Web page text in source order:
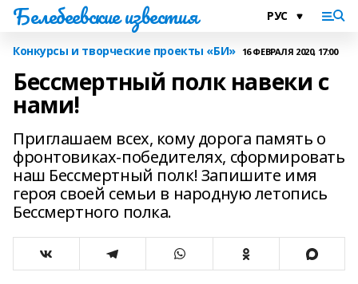
Белебеевские известия
Конкурсы и творческие проекты «БИ» 16 ФЕВРАЛЯ 2020, 17:00
Бессмертный полк навеки с
нами!
Приглашаем всех, кому дорога память о
фронтовиках-победителях, сформировать
наш Бессмертный полк! Запишите имя
героя своей семьи в народную летопись
Бессмертного полка.